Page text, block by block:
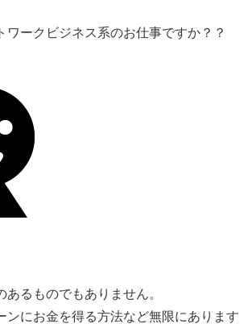
ワークビジネス系のお仕事ですか？？
るものでもありません。
ンにお金を得る方法など無限にあります